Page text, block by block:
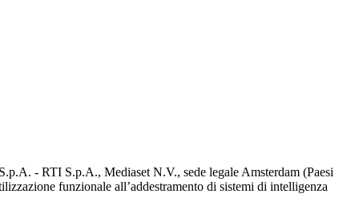
- RTI S.p.A., Mediaset N.V., sede legale Amsterdam (Paesi
funzionale all’addestramento di sistemi di intelligenza